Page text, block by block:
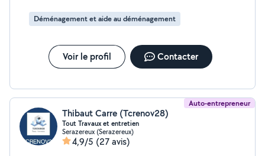
bric-à-brac, etc.
malchance pour nous , mais j’imagine compliqué pour lui aussi
Déménagement et aide au déménagement
Voir le profil Contacter
Auto-entrepreneur
Thibaut Carre (Tcrenov28)
Tout Travaux et entretien
Serazereux (Serazereux)
4,9/5 (27 avis)